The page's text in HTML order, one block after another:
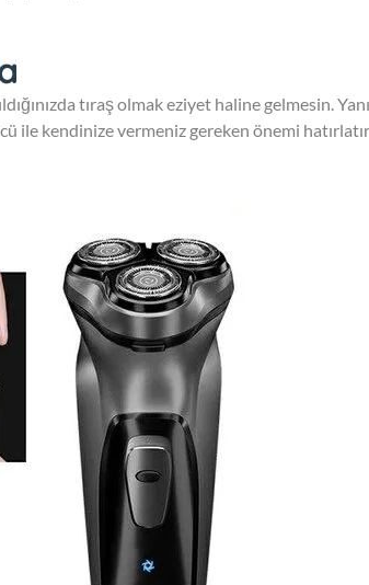
tıraş olmak eziyet haline gelmesin.
ile kendinize vermeniz gereken önemi